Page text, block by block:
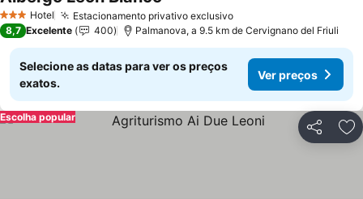
3 EstrelasHotel Estacionamento privativo exclusivoVer preços
8,7 Excelente 400 Palmanova, a 9.5 km de Cervignano del Friuli
Selecione as datas para ver os preços
exatos.
Ver preços
Partilhar
Escolha popular